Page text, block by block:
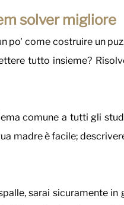
solver migliore
po' come costruire un
tutto insieme?
comune a tutti gli
madre è facile;
sarai sicuramente